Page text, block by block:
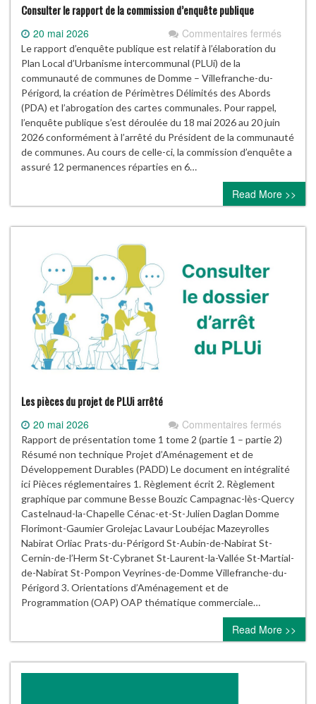
Consulter le rapport de la commission d’enquête publique
20 mai 2026 Commentaires ferméssur
Le rapport d’enquête publique est relatif à l’élaboration du
Plan Local d’Urbanisme intercommunal (PLUi) de la
communauté de communes de Domme – Villefranche-du-
Périgord, la création de Périmètres Délimités des Abords
(PDA) et l’abrogation des cartes communales. Pour rappel,
l’enquête publique s’est déroulée du 18 mai 2026 au 20 juin
2026 conformément à l’arrêté du Président de la communauté
de communes. Au cours de celle-ci, la commission d’enquête a
assuré 12 permanences réparties en 6…
Read More >>
Les pièces du projet de PLUi arrêté
20 mai 2026 Commentaires ferméssur
Les
du
de
Rapport de présentation tome 1 tome 2 (partie 1 – partie 2)
Résumé non technique Projet d’Aménagement et de
Développement Durables (PADD) Le document en intégralité
ici Pièces réglementaires 1. Règlement écrit 2. Règlement
graphique par commune Besse Bouzic Campagnac-lès-Quercy
Castelnaud-la-Chapelle Cénac-et-St-Julien Daglan Domme
Florimont-Gaumier Grolejac Lavaur Loubéjac Mazeyrolles
Nabirat Orliac Prats-du-Périgord St-Aubin-de-Nabirat St-
Cernin-de-l’Herm St-Cybranet St-Laurent-la-Vallée St-Martial-
de-Nabirat St-Pompon Veyrines-de-Domme Villefranche-du-
Périgord 3. Orientations d’Aménagement et de
Programmation (OAP) OAP thématique commerciale…
Read More >>